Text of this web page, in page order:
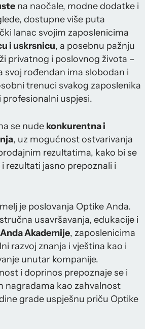
na naočale, modne dodatke i
dostupne više puta
lanac svojim zaposlenicima
i uskrsnicu, a posebnu pažnju
privatnog i poslovnog života –
svoj rođendan ima slobodan i
trenuci svakog zaposlenika
profesionalni uspjesi.
se nude konkurentna i
, uz mogućnost ostvarivanja
rezultatima, kako bi se
rezultati jasno prepoznali i
je poslovanja Optike Anda.
usavršavanja, edukacije i
Anda Akademije, zaposlenicima
razvoj znanja i vještina kao i
unutar kompanije.
i doprinos prepoznaje se i
nagradama kao zahvalnost
grade uspješnu priču Optike